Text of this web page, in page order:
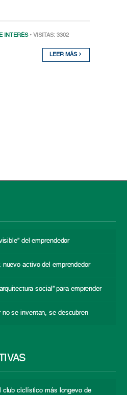
INTERÉS • VISITAS: 3302
LEER MÁS
del emprendedor
nuevo activo del emprendedor
social” para emprender
no se inventan, se descubren
club ciclístico más longevo de